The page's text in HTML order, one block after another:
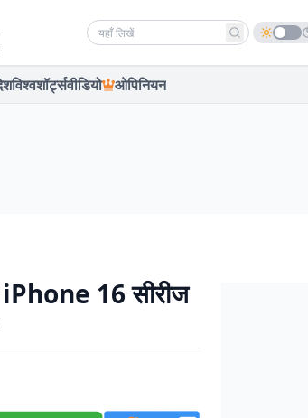
Search news
विश्वशॉर्ट्सवीडियो ओपिनियन
16 सीरीज